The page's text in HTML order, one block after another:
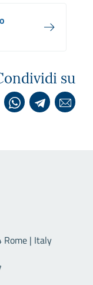
su
Rome | Italy